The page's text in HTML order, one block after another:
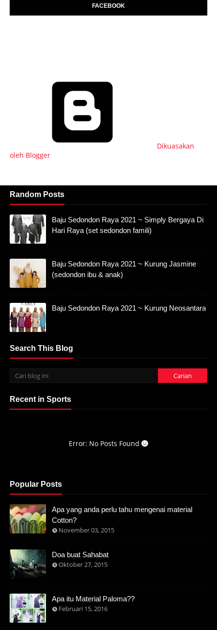
FACEBOOK
Dikuasakan
oleh Blogger
Random Posts
Baju Sedondon Raya 2021 ~ Simply Bergaya Di
Hari Raya (set sedondon famili)
Baju Sedondon Raya 2021 ~ Kurung Jasmine
(sedondon ibu & anak)
Baju Sedondon Raya 2021 ~ Kurung Neosantara
Search This Blog
Recent in Sports
Error: No Posts Found
Popular Posts
Apa yang anda perlu tahu mengenai material
Cotton?
November 03, 2015
Doa buat Sahabat
Oktober 27, 2015
Apa itu Material Paloma??
Februari 15, 2016